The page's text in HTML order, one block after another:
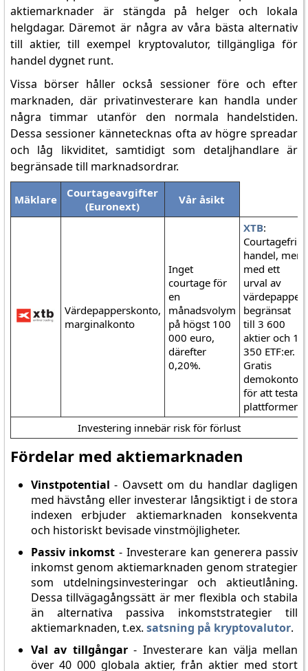
aktiemarknader är stängda på helger och lokala
helgdagar. Däremot är några av våra bästa alternativ
till aktier, till exempel kryptovalutor, tillgängliga för
handel dygnet runt.
Vissa börser håller också sessioner före och efter
marknaden, där privatinvesterare kan handla under
några timmar utanför den normala handelstiden.
Dessa sessioner kännetecknas ofta av högre spreadar
och låg likviditet, samtidigt som detaljhandlare är
begränsade till marknadsordrar.
Mäklare
Courtageavgifter
(Euronext)
Vår åsikt
Värdepapperskonto,
marginalkonto
Inget
courtage för
en
månadsvolym
på högst 100
000 euro,
därefter
0,20%.
XTB:
Courtagefri
handel, men
med ett
urval av
värdepapper
begränsat
till 3 600
aktier och 1
350 ETF:er.
Gratis
demokonto
för att testa
plattformen.
Investering innebär risk för förlust
Fördelar med aktiemarknaden
Vinstpotential - Oavsett om du handlar dagligen
med hävstång eller investerar långsiktigt i de stora
indexen erbjuder aktiemarknaden konsekventa
och historiskt bevisade vinstmöjligheter.
Passiv inkomst - Investerare kan generera passiv
inkomst genom aktiemarknaden genom strategier
som utdelningsinvesteringar och aktieutlåning.
Dessa tillvägagångssätt är mer flexibla och stabila
än alternativa passiva inkomststrategier till
aktiemarknaden, t.ex. satsning på kryptovalutor.
Val av tillgångar- Investerare kan välja mellan
över 40 000 globala aktier, från aktier med stort